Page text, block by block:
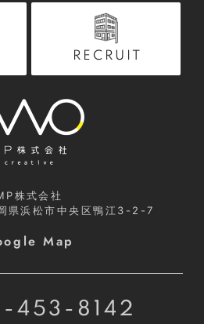
RECRUIT
株式会社
県浜松市中央区鴨江3-2-7
Map
453-8142